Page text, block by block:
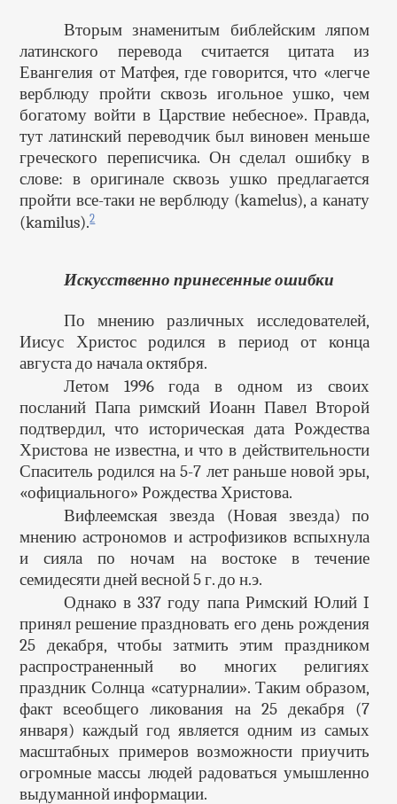
Вторым знаменитым библейским ляпом
латинского перевода считается цитата из
Евангелия от Матфея, где говорится, что «легче
верблюду пройти сквозь игольное ушко, чем
богатому войти в Царствие небесное». Правда,
тут латинский переводчик был виновен меньше
греческого переписчика. Он сделал ошибку в
слове: в оригинале сквозь ушко предлагается
пройти все-таки не верблюду (kamelus), а канату
(kamilus).2
Искусственно принесенные ошибки
По мнению различных исследователей,
Иисус Христос родился в период от конца
августа до начала октября.
Летом 1996 года в одном из своих
посланий Папа римский Иоанн Павел Второй
подтвердил, что историческая дата Рождества
Христова не известна, и что в действительности
Спаситель родился на 5-7 лет раньше новой эры,
«официального» Рождества Христова.
Вифлеемская звезда (Новая звезда) по
мнению астрономов и астрофизиков вспыхнула
и сияла по ночам на востоке в течение
семидесяти дней весной 5 г. до н.э.
Однако в 337 году папа Римский Юлий I
принял решение праздновать его день рождения
25 декабря, чтобы затмить этим праздником
распространенный во многих религиях
праздник Солнца «сатурналии». Таким образом,
факт всеобщего ликования на 25 декабря (7
января) каждый год является одним из самых
масштабных примеров возможности приучить
огромные массы людей радоваться умышленно
выдуманной информации.